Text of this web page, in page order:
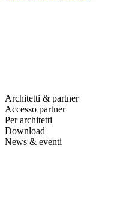
Architetti & partner
Accesso partner
Per architetti
Download
News & eventi